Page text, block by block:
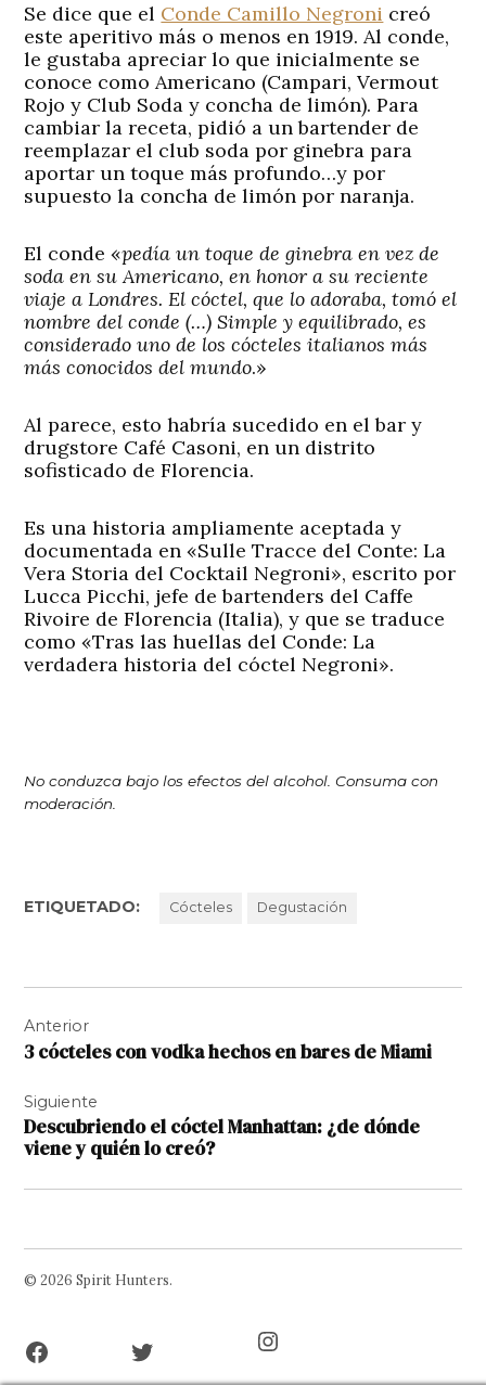
Se dice que el Conde Camillo Negroni creó
este aperitivo más o menos en 1919. Al conde,
le gustaba apreciar lo que inicialmente se
conoce como Americano (Campari, Vermout
Rojo y Club Soda y concha de limón). Para
cambiar la receta, pidió a un bartender de
reemplazar el club soda por ginebra para
aportar un toque más profundo…y por
supuesto la concha de limón por naranja.
El conde «pedía un toque de ginebra en vez de
soda en su Americano, en honor a su reciente
viaje a Londres. El cóctel, que lo adoraba, tomó el
nombre del conde (…) Simple y equilibrado, es
considerado uno de los cócteles italianos más
más conocidos del mundo.»
Al parece, esto habría sucedido en el bar y
drugstore Café Casoni, en un distrito
sofisticado de Florencia.
Es una historia ampliamente aceptada y
documentada en «Sulle Tracce del Conte: La
Vera Storia del Cocktail Negroni», escrito por
Lucca Picchi, jefe de bartenders del Caffe
Rivoire de Florencia (Italia), y que se traduce
como «Tras las huellas del Conde: La
verdadera historia del cóctel Negroni».
No conduzca bajo los efectos del alcohol. Consuma con
moderación.
ETIQUETADO: Cócteles Degustación
de
entradas
Anterior
3 cócteles con vodka hechos en bares de Miami
Siguiente
Descubriendo el cóctel Manhattan: ¿de dónde
viene y quién lo creó?
© 2026 Spirit Hunters.